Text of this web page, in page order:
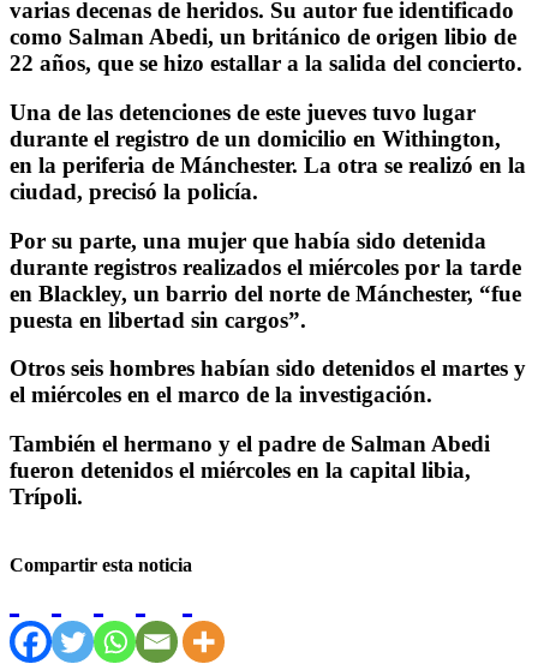
varias decenas de heridos. Su autor fue identificado
como Salman Abedi, un británico de origen libio de
22 años, que se hizo estallar a la salida del concierto.
Una de las detenciones de este jueves tuvo lugar
durante el registro de un domicilio en Withington,
en la periferia de Mánchester. La otra se realizó en la
ciudad, precisó la policía.
Por su parte, una mujer que había sido detenida
durante registros realizados el miércoles por la tarde
en Blackley, un barrio del norte de Mánchester, “fue
puesta en libertad sin cargos”.
Otros seis hombres habían sido detenidos el martes y
el miércoles en el marco de la investigación.
También el hermano y el padre de Salman Abedi
fueron detenidos el miércoles en la capital libia,
Trípoli.
Compartir esta noticia